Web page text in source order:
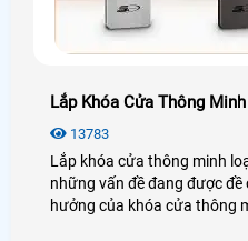
Lắp Khóa Cửa Thông
13783
Lắp khóa cửa thông minh
những vấn đề đang được
hưởng của khóa cửa thông